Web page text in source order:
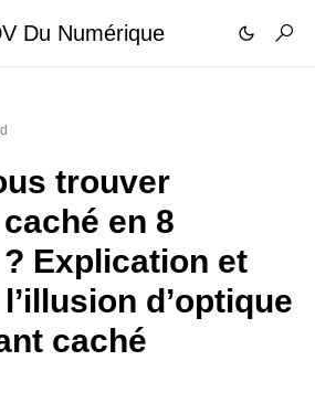
Du Numérique
trouver
en 8
Explication et
d’optique
caché